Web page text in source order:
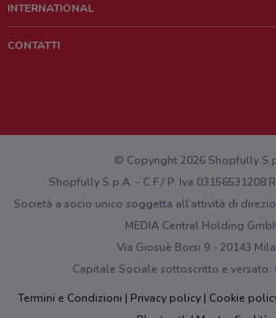
Lavora con noi
Richieste commerciali e marketing
INTERNATIONAL
CONTATTI
Hai un malfunzionamento sul web o sull'app?
© Copyright 2026 Shopfully
Shopfully S.p.A. - C.F / P. Iva 03156531208
Società a socio unico soggetta all’attività di
MEDIA Central Holding
Via Giosuè Borsi 9 - 20143
Capitale Sociale sottoscritto e versato:
Termini e Condizioni
Privacy policy Cookie